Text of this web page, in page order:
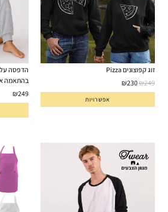
זוג קפוצונים Pizza
₪249
₪230
אפשרויות
הדפסה על
בהתאמה
₪249